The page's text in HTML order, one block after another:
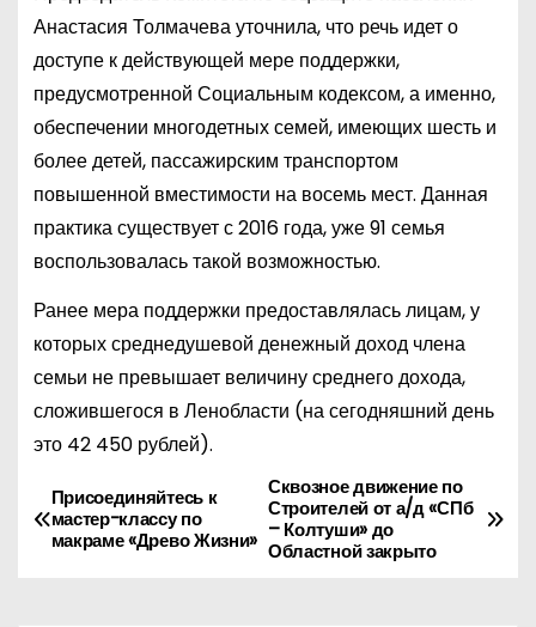
Анастасия Толмачева уточнила, что речь идет о
доступе к действующей мере поддержки,
предусмотренной Социальным кодексом, а именно,
обеспечении многодетных семей, имеющих шесть и
более детей, пассажирским транспортом
повышенной вместимости на восемь мест. Данная
практика существует с 2016 года, уже 91 семья
воспользовалась такой возможностью.
Ранее мера поддержки предоставлялась лицам, у
которых среднедушевой денежный доход члена
семьи не превышает величину среднего дохода,
сложившегося в Ленобласти (на сегодняшний день
это 42 450 рублей).
Н
а
Сквозное движение по
Строителей от а/д «СПб
– Колтуши» до
Областной закрыто
Присоединяйтесь к
мастер-классу по
макраме «Древо Жизни»